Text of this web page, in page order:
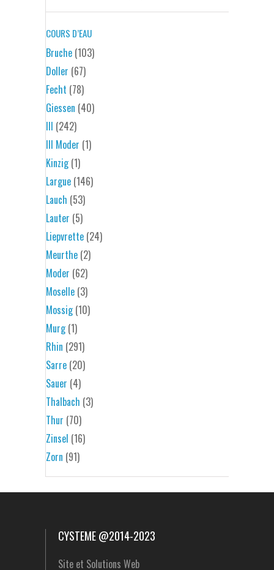
COURS D’EAU
Bruche (103)
Doller (67)
Fecht (78)
Giessen (40)
Ill (242)
Ill Moder (1)
Kinzig(1)
Largue (146)
Lauch (53)
Lauter (5)
Liepvrette (24)
Meurthe (2)
Moder (62)
Moselle (3)
Mossig(10)
Murg(1)
Rhin (291)
Sarre (20)
Sauer (4)
Thalbach (3)
Thur (70)
Zinsel (16)
Zorn (91)
CYSTEME @2014-2023
Site et Solutions Web